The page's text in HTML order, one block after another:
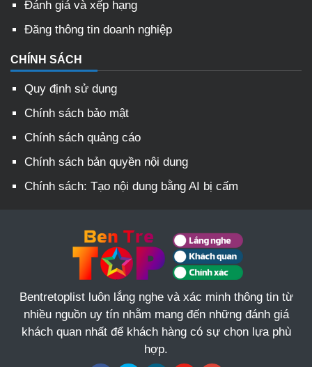
Đánh giá và xếp hạng
Đăng thông tin doanh nghiệp
CHÍNH SÁCH
Quy định sử dụng
Chính sách bảo mật
Chính sách quảng cáo
Chính sách bản quyền nội dung
Chính sách: Tạo nội dung bằng AI bị cấm
Bentretoplist luôn lắng nghe và xác minh thông tin từ
nhiều nguồn uy tín nhằm mang đến những đánh giá
khách quan nhất để khách hàng có sự chọn lựa phù
hợp.